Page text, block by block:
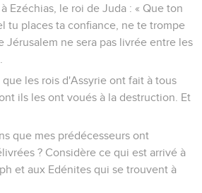
Ezéchias, le roi de Juda : « Que ton
tu places ta confiance, ne te trompe
Jérusalem ne sera pas livrée entre les
les rois d'Assyrie ont fait à tous
ils les ont voués à la destruction. Et
que mes prédécesseurs ont
? Considère ce qui est arrivé à
et aux Edénites qui se trouvent à